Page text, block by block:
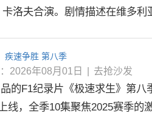
洛夫合演。剧情描述在维多利
疾速争胜 第八季
2026年08月01日 去抢沙发
的F1纪录片《极速求生》第八
线，全季10集聚焦2025赛季的